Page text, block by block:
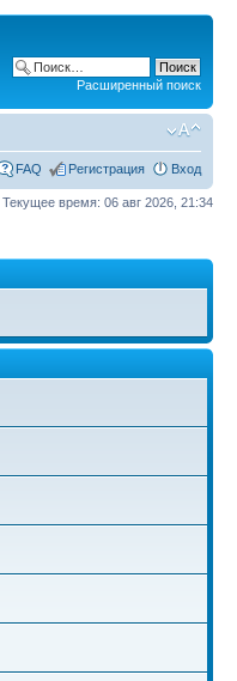
Расширенный поиск
FAQ Регистрация Вход
Текущее время: 06 авг 2026, 21:34